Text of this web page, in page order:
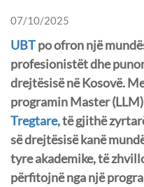
07/10/2025
UBTpo ofron një
profesionistët dhe
drejtësisë në Kosovë.
programin Master
Tregtare, të gjithë
së drejtësisë kanë
tyre akademike, të
përfitojnë nga një